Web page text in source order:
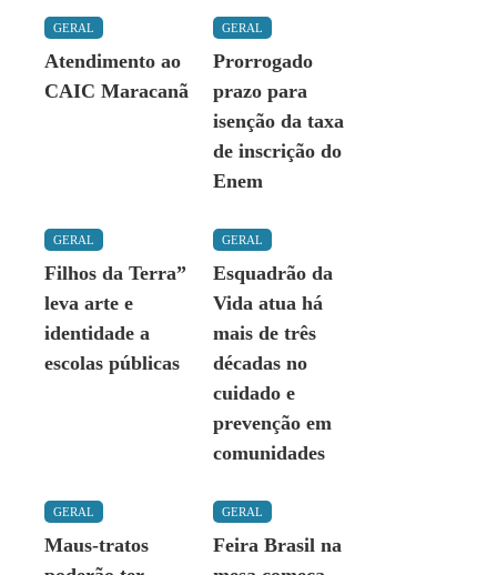
GERAL
Atendimento ao
CAIC Maracanã
GERAL
Prorrogado
prazo para
isenção da taxa
de inscrição do
Enem
GERAL
Filhos da Terra”
leva arte e
identidade a
escolas públicas
GERAL
Esquadrão da
Vida atua há
mais de três
décadas no
cuidado e
prevenção em
comunidades
GERAL
Maus-tratos
GERAL
Feira Brasil na